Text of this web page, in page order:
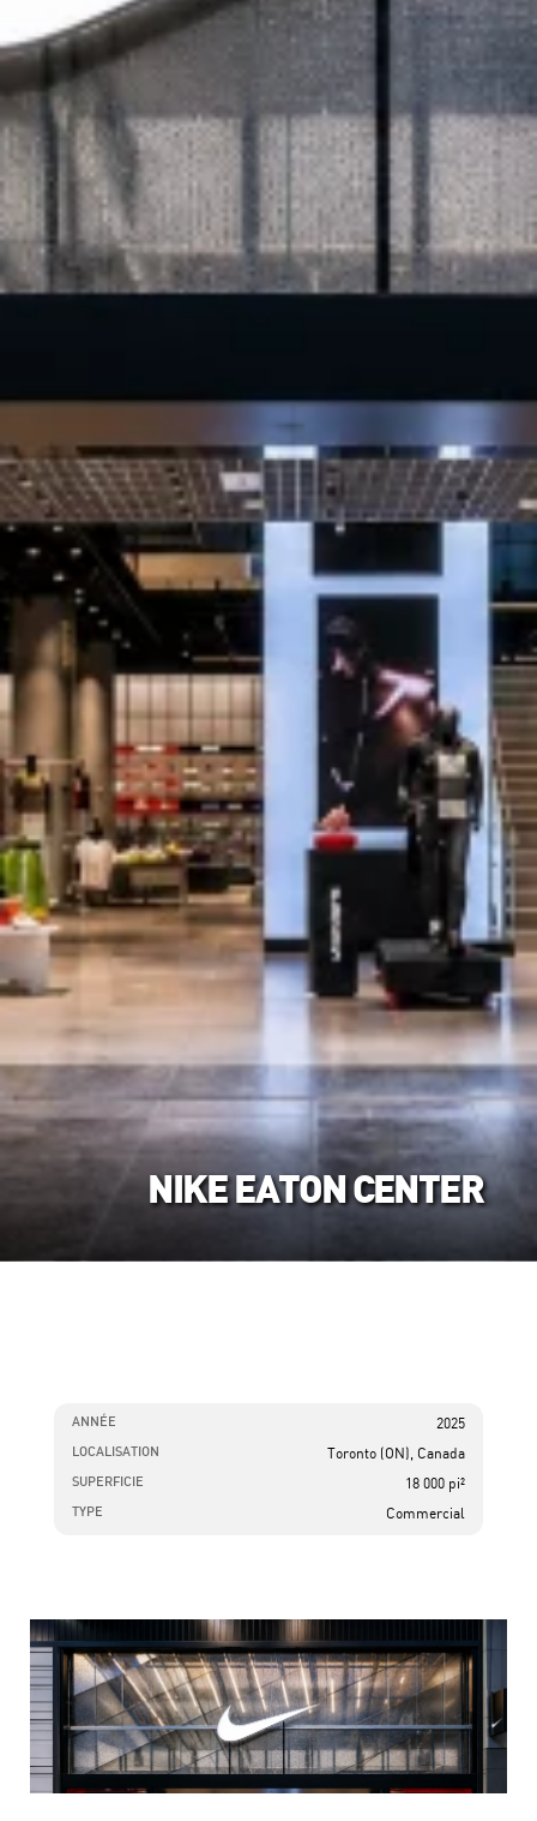
NIKE EATON CENTER
ANNÉE 2025
LOCALISATION Toronto (ON), Canada
SUPERFICIE 18 000 pi²
TYPE Commercial